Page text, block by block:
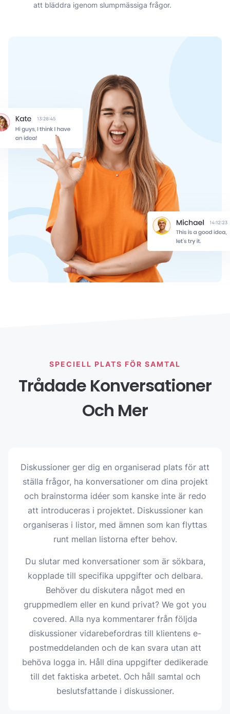
att bläddra igenom slumpmässiga frågor.
SPECIELL PLATS FÖR SAMTAL
Trådade Konversationer
Och Mer
Diskussioner ger dig en organiserad plats för att
ställa frågor, ha konversationer om dina projekt
och brainstorma idéer som kanske inte är redo
att introduceras i projektet. Diskussioner kan
organiseras i listor, med ämnen som kan flyttas
runt mellan listorna efter behov.
Du slutar med konversationer som är sökbara,
kopplade till specifika uppgifter och delbara.
Behöver du diskutera något med en
gruppmedlem eller en kund privat? We got you
covered. Alla nya kommentarer från följda
diskussioner vidarebefordras till klientens e-
postmeddelanden och de kan svara utan att
behöva logga in. Håll dina uppgifter dedikerade
till det faktiska arbetet. Och håll samtal och
beslutsfattande i diskussioner.